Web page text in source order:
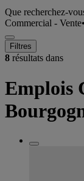
Que recherchez-
Commercial - Vente•
Filtres
8 résultats dans
Emplois